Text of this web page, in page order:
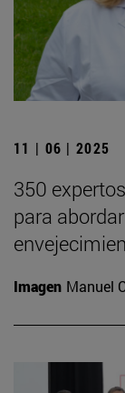
11 | 06 | 2025
350
para
Imagen Manuel